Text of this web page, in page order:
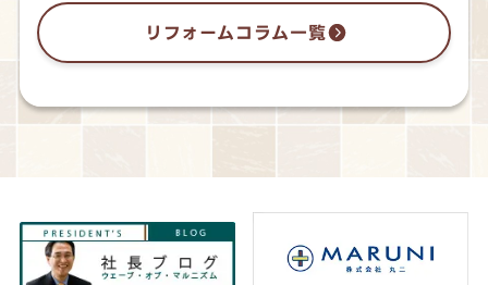
リフォームコラム一覧